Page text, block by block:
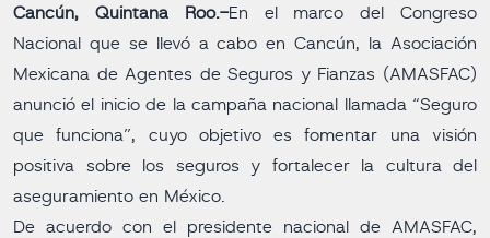
Cancún, Quintana Roo.-En el marco del Congreso
Nacional que se llevó a cabo en Cancún, la Asociación
Mexicana de Agentes de Seguros y Fianzas (AMASFAC)
anunció el inicio de la campaña nacional llamada “Seguro
que funciona”, cuyo objetivo es fomentar una visión
positiva sobre los seguros y fortalecer la cultura del
aseguramiento en México.
De acuerdo con el presidente nacional de AMASFAC,